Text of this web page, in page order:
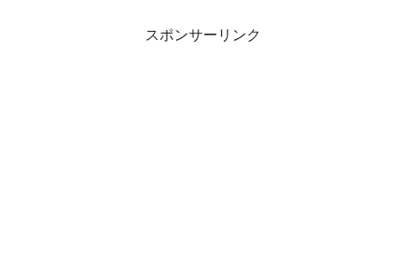
スポンサーリンク